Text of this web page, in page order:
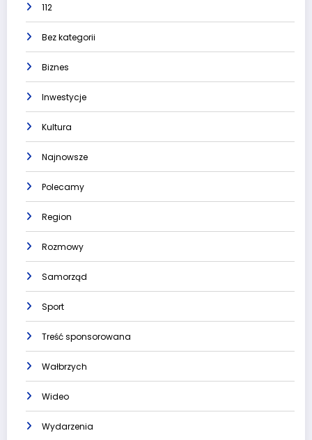
112
Bez kategorii
Biznes
Inwestycje
Kultura
Najnowsze
Polecamy
Region
Rozmowy
Samorząd
Sport
Treść sponsorowana
Wałbrzych
Wideo
Wydarzenia